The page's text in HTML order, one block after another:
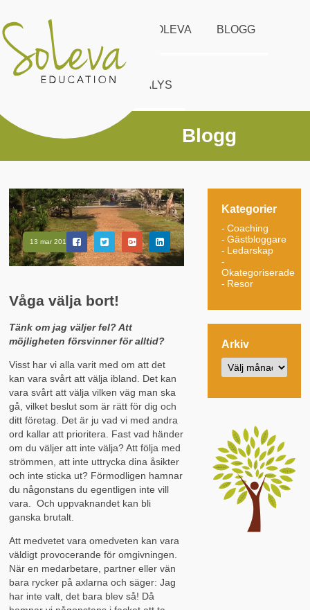
START SOLEVA BLOGG
KONTAKT DISC ANALYS
Blogg
13 mar 2016
Våga välja bort!
Tänk om jag väljer fel? Att
möjligheten försvinner för alltid?
Visst har vi alla varit med om att det
kan vara svårt att välja ibland. Det kan
vara svårt att välja vilken väg man ska
gå, vilket beslut som är rätt för dig och
ditt företag. Det är ju vad vi med andra
ord kallar att prioritera. Fast vad händer
om du väljer att inte välja? Att följa med
strömmen, att inte uttrycka dina åsikter
och inte sticka ut? Förmodligen hamnar
du någonstans du egentligen inte vill
vara. Och uppvaknandet kan bli
ganska brutalt.
Att medvetet vara omedveten kan vara
väldigt provocerande för omgivningen.
När en medarbetare, partner eller vän
bara rycker på axlarna och säger: Jag
har inte valt, det bara blev så! Då
Kategorier
Coaching
Gästbloggare
Ledarskap
Okategoriserade
Resor
Arkiv